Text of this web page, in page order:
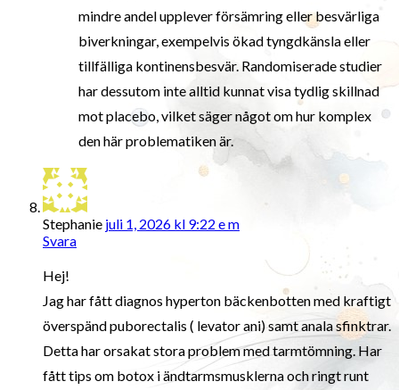
mindre andel upplever försämring eller besvärliga
biverkningar, exempelvis ökad tyngdkänsla eller
tillfälliga kontinensbesvär. Randomiserade studier
har dessutom inte alltid kunnat visa tydlig skillnad
mot placebo, vilket säger något om hur komplex
den här problematiken är.
Stephanie juli 1, 2026 kl 9:22 e m
Svara
Hej!
Jag har fått diagnos hyperton bäckenbotten med kraftigt
överspänd puborectalis ( levator ani) samt anala sfinktrar.
Detta har orsakat stora problem med tarmtömning. Har
fått tips om botox i ändtarmsmusklerna och ringt runt